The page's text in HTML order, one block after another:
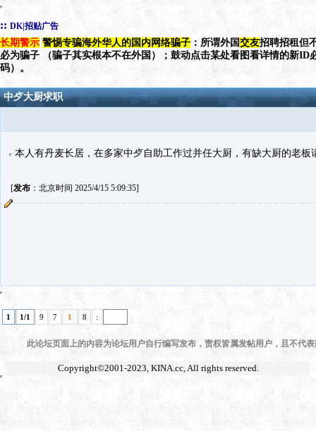
:: DK|招贴广告
长期警示 警惕专骗海外华人的国内网络骗子 ：所谓外国交友招聘招租但
必为骗子 （骗子其实根本不在外国）；鼓动点击某处看图看详情的新ID
码）。
中歺大厨求职
本人有丹麦长居，在多家中歺自助工作过并任大厨，有缺大厨的老板
[发布：北京时间 2025/4/15 5:09:35]
1 1/1 9 7 1 8 :
此论坛页面上的内容为论坛用户自行编写发布，责权皆属发帖用户，且不代
Copyright©2001-2023, KINA.cc, All rights reserved.